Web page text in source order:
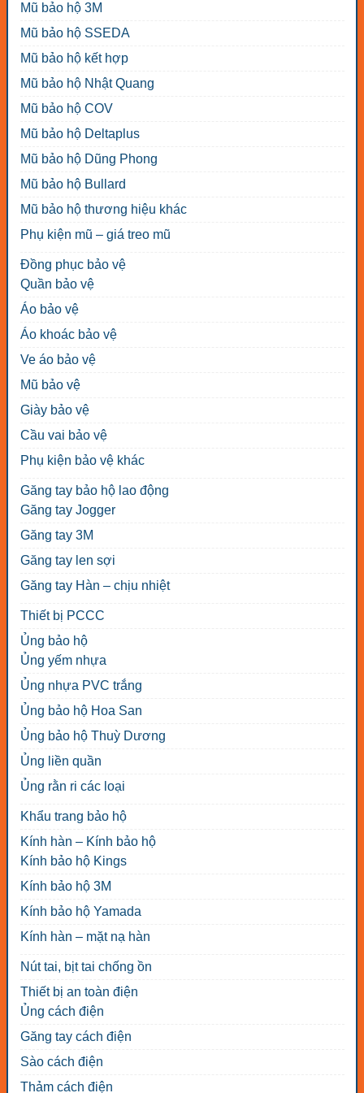
Mũ bảo hộ 3M
Mũ bảo hộ SSEDA
Mũ bảo hộ kết hợp
Mũ bảo hộ Nhật Quang
Mũ bảo hộ COV
Mũ bảo hộ Deltaplus
Mũ bảo hộ Dũng Phong
Mũ bảo hộ Bullard
Mũ bảo hộ thương hiệu khác
Phụ kiện mũ – giá treo mũ
Đồng phục bảo vệ
Quần bảo vệ
Áo bảo vệ
Áo khoác bảo vệ
Ve áo bảo vệ
Mũ bảo vệ
Giày bảo vệ
Cầu vai bảo vệ
Phụ kiện bảo vệ khác
Găng tay bảo hộ lao động
Găng tay Jogger
Găng tay 3M
Găng tay len sợi
Găng tay Hàn – chịu nhiệt
Thiết bị PCCC
Ủng bảo hộ
Ủng yếm nhựa
Ủng nhựa PVC trắng
Ủng bảo hộ Hoa San
Ủng bảo hộ Thuỳ Dương
Ủng liền quần
Ủng rằn ri các loại
Khẩu trang bảo hộ
Kính hàn – Kính bảo hộ
Kính bảo hộ Kings
Kính bảo hộ 3M
Kính bảo hộ Yamada
Kính hàn – mặt nạ hàn
Nút tai, bịt tai chống ồn
Thiết bị an toàn điện
Ủng cách điện
Găng tay cách điện
Sào cách điện
Thảm cách điện